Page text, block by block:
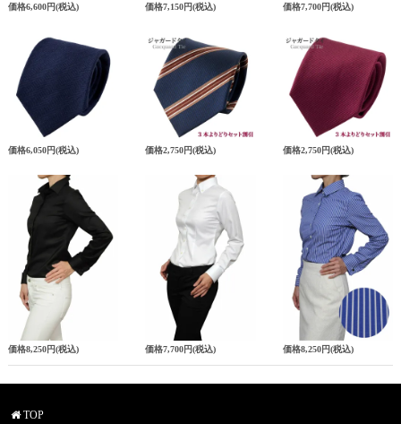
価格6,600円(税込) 価格7,150円(税込) 価格7,700円(税込)
価格6,050円(税込) 価格2,750円(税込) 価格2,750円(税込)
価格8,250円(税込) 価格7,700円(税込) 価格8,250円(税込)
TOP